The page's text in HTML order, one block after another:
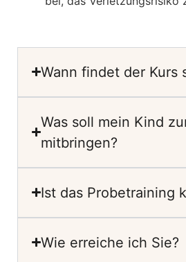
Wann findet der Kurs
Was soll mein Kind
mitbringen?
Ist das Probetraining
Wie erreiche ich Sie?